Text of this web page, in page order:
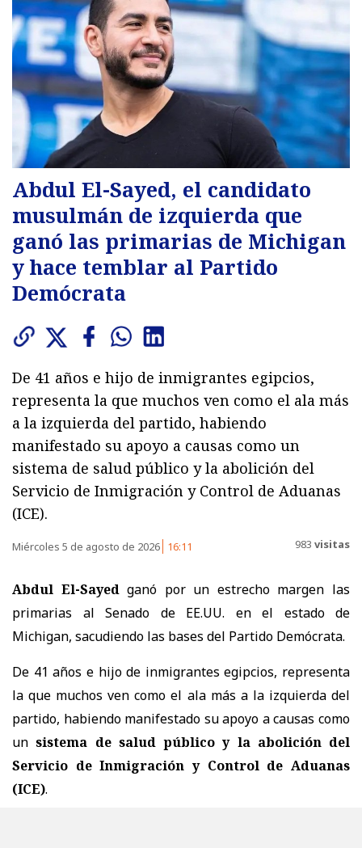
Abdul El-Sayed, el candidato
musulmán de izquierda que
ganó las primarias de Michigan
y hace temblar al Partido
Demócrata
De 41 años e hijo de inmigrantes egipcios,
representa la que muchos ven como el ala más
a la izquierda del partido, habiendo
manifestado su apoyo a causas como un
sistema de salud público y la abolición del
Servicio de Inmigración y Control de Aduanas
(ICE).
Miércoles 5 de agosto de 2026 16:11 983 visitas
Abdul El-Sayedganó por un estrecho margen las
primarias al Senado de EE.UU. en el estado de
Michigan, sacudiendo las bases del Partido Demócrata.
De 41 años e hijo de inmigrantes egipcios, representa
la que muchos ven como el ala más a la izquierda del
partido, habiendo manifestado su apoyo a causas como
unsistema de salud público y la abolición del
Servicio de Inmigración y Control de Aduanas
(ICE).